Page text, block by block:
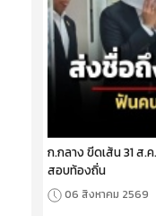
ก.กลาง ขีดเส้น 31 ส.
สอบท้องถิ่น
06 สิงหาคม 2569